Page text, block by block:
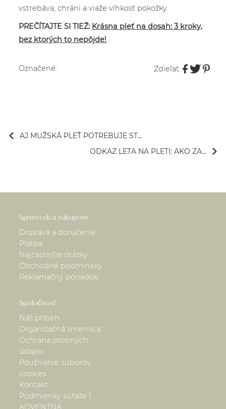
vstrebáva, chráni a viaže vlhkosť pokožky.
PREČÍTAJTE SI TIEŽ: Krásna pleť na dosah: 3 kroky,
bez ktorých to nepôjde!
Označené: Zdieľať:
AJ MUŽSKÁ PLEŤ POTREBUJE ST...
ODKAZ LETA NA PLETI: AKO ZA...
Sprievodca nákupom
Doprava a doručenie
Platba
Najčastejšie otázky
Obchodné podmineky
Reklamačný poriadok
Spoločnosť
Náš príbeh
Organizačná smernica
Ochrana osobných
údajov
Používanie súborov
cookies
Kontakt
Podmienky súťaže 1.
ADVENTNÁ